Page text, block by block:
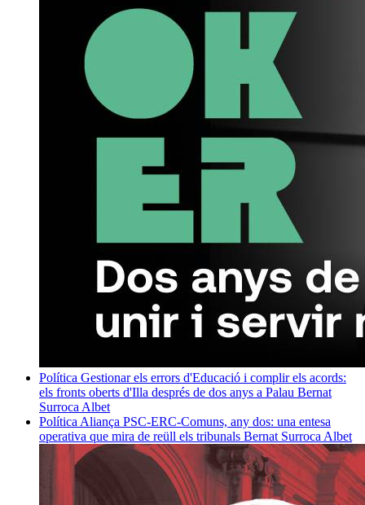
Política Gestionar els errors d'Educació i complir els acords:
els fronts oberts d'Illa després de dos anys a Palau Bernat
Surroca Albet
Política Aliança PSC-ERC-Comuns, any dos: una entesa
operativa que mira de reüll els tribunals Bernat Surroca Albet